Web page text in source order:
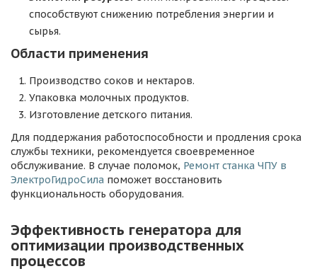
способствуют снижению потребления энергии и
сырья.
Области применения
Производство соков и нектаров.
Упаковка молочных продуктов.
Изготовление детского питания.
Для поддержания работоспособности и продления срока
службы техники, рекомендуется своевременное
обслуживание. В случае поломок, Ремонт станка ЧПУ в
ЭлектроГидроСила поможет восстановить
функциональность оборудования.
Эффективность генератора для
оптимизации производственных
процессов